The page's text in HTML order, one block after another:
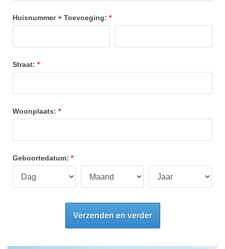
Huisnummer + Toevoeging:
Straat:
Woonplaats:
Geboortedatum:
Verzenden en verder